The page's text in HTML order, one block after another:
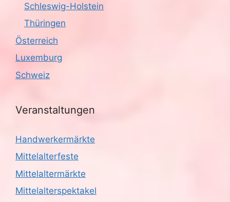
Schleswig-Holstein
Thüringen
Österreich
Luxemburg
Schweiz
Veranstaltungen
Handwerkermärkte
Mittelalterfeste
Mittelaltermärkte
Mittelalterspektakel